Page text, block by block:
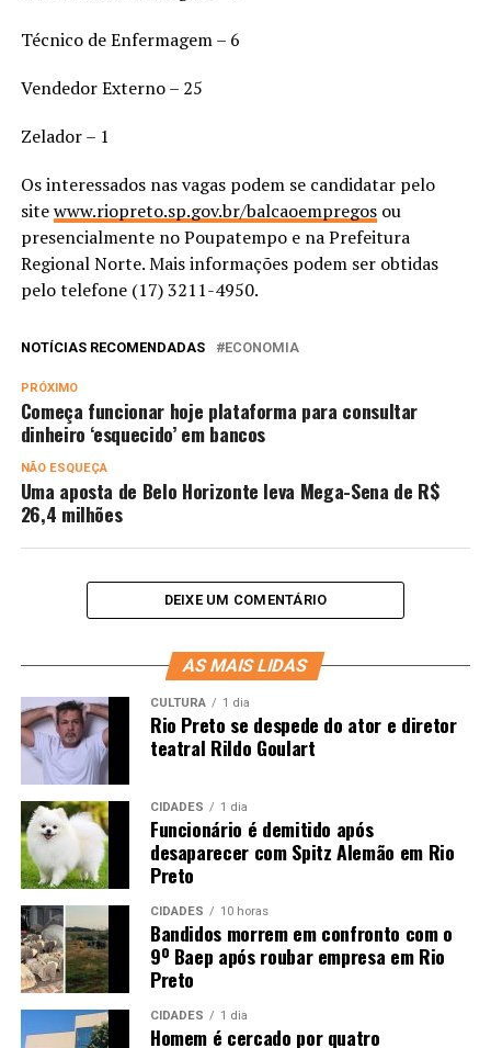
Técnico de Enfermagem – 6
Vendedor Externo – 25
Zelador – 1
Os interessados nas vagas podem se candidatar pelo
sitewww.riopreto.sp.gov.br/balcaoempregosou
presencialmente no Poupatempo e na Prefeitura
Regional Norte. Mais informações podem ser obtidas
pelo telefone (17) 3211-4950.
NOTÍCIAS RECOMENDADAS ECONOMIA
PRÓXIMO
Começa funcionar hoje plataforma para consultar
dinheiro ‘esquecido’ em bancos
NÃO ESQUEÇA
Uma aposta de Belo Horizonte leva Mega-Sena de R$
26,4 milhões
DEIXE UM COMENTÁRIO
AS MAIS LIDAS
CULTURA 1 dia
Rio Preto se despede do ator e diretor
teatral Rildo Goulart
CIDADES 1 dia
Funcionário é demitido após
desaparecer com Spitz Alemão em Rio
Preto
CIDADES 10 horas
Bandidos morrem em confronto com o
9º Baep após roubar empresa em Rio
Preto
CIDADES 1 dia
Homem é cercado por quatro